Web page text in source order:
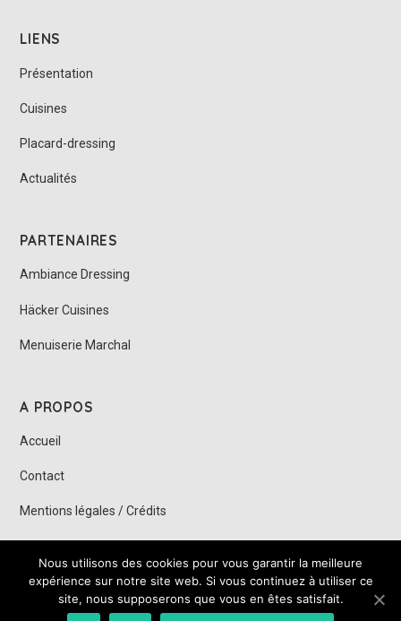
LIENS
Présentation
Cuisines
Placard-dressing
Actualités
PARTENAIRES
Ambiance Dressing
Häcker Cuisines
Menuiserie Marchal
A PROPOS
Accueil
Contact
Mentions légales / Crédits
© DEITSH CUISINES 2019 – SARL au capital de 7 700,00 € - SIRET :
44227613500021 – Création et programmation de sites internet :Déclic
communication
Nous utilisons des cookies pour vous garantir la meilleure
expérience sur notre site web. Si vous continuez à utiliser ce
site, nous supposerons que vous en êtes satisfait.